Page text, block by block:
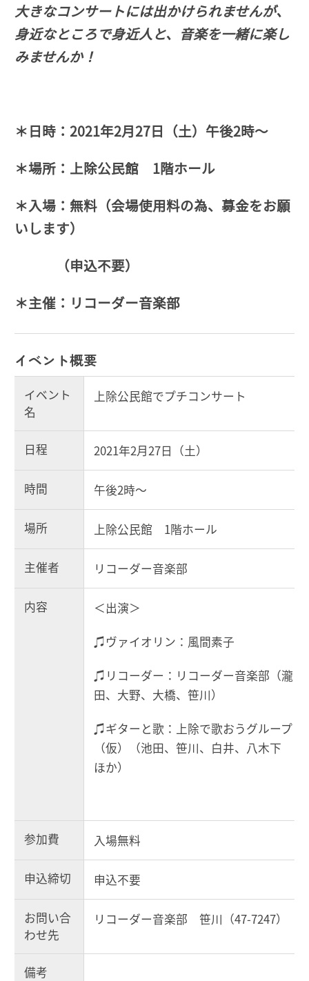
大きなコンサートには出かけられませんが、
身近なところで身近人と、音楽を一緒に楽し
みませんか！
＊日時：2021年2月27日（土）午後2時～
＊場所：上除公民館 1階ホール
＊入場：無料（会場使用料の為、募金をお願
いします）
（申込不要）
＊主催：リコーダー音楽部
イベント概要
イベント
名
上除公民館でプチコンサート
日程 2021年2月27日（土）
時間 午後2時～
場所 上除公民館 1階ホール
主催者 リコーダー音楽部
内容 ＜出演＞
♫ヴァイオリン：風間素子
♫リコーダー：リコーダー音楽部（瀧
田、大野、大橋、笹川）
♫ギターと歌：上除で歌おうグループ
（仮）（池田、笹川、白井、八木下
ほか）
参加費 入場無料
申込締切 申込不要
お問い合
わせ先
リコーダー音楽部 笹川（47-7247）
備考